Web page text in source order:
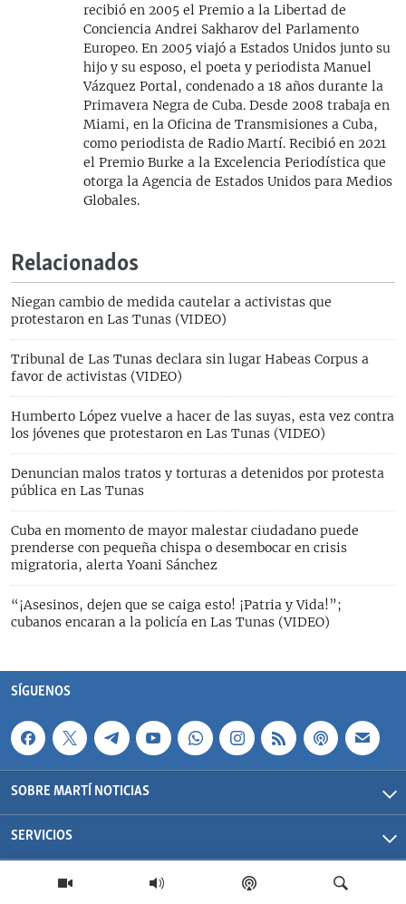
recibió en 2005 el Premio a la Libertad de
Conciencia Andrei Sakharov del Parlamento
Europeo. En 2005 viajó a Estados Unidos junto su
hijo y su esposo, el poeta y periodista Manuel
Vázquez Portal, condenado a 18 años durante la
Primavera Negra de Cuba. Desde 2008 trabaja en
Miami, en la Oficina de Transmisiones a Cuba,
como periodista de Radio Martí. Recibió en 2021
el Premio Burke a la Excelencia Periodística que
otorga la Agencia de Estados Unidos para Medios
Globales.
Relacionados
Niegan cambio de medida cautelar a activistas que
protestaron en Las Tunas (VIDEO)
Tribunal de Las Tunas declara sin lugar Habeas Corpus a
favor de activistas (VIDEO)
Humberto López vuelve a hacer de las suyas, esta vez contra
los jóvenes que protestaron en Las Tunas (VIDEO)
Denuncian malos tratos y torturas a detenidos por protesta
pública en Las Tunas
Cuba en momento de mayor malestar ciudadano puede
prenderse con pequeña chispa o desembocar en crisis
migratoria, alerta Yoani Sánchez
“¡Asesinos, dejen que se caiga esto! ¡Patria y Vida!”;
cubanos encaran a la policía en Las Tunas (VIDEO)
SÍGUENOS
SOBRE MARTÍ NOTICIAS
SERVICIOS
Martí Noticias| 2026 | OCB | Todos los derechos reservados.